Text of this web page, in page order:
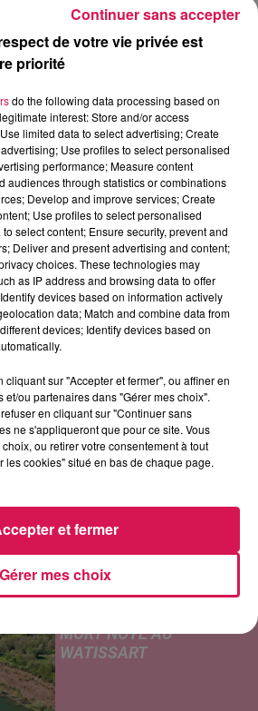
10h05
10h05
SHAGGY
Bombastic
10h01
10h01
ZAZIE
Peu Importe
LES PLUS CONSULTÉS
CHALEUR ET RISQUE
D'ORAGES CE LUNDI EN
et changeant concerne nos
secteurs ce lundi 3 août. Entre
des températures élevées
l'après-midi et un risque
JEUMONT : UN
MORT NOYÉ AU
WATISSART
de votre vie privée est
priorité
do the following data processing based on
interest: Store and/or access
limited data to select advertising; Create
Use profiles to select personalised
performance; Measure content
audiences through statistics or combinations
Develop and improve services; Create
Use profiles to select personalised
select content; Ensure security, prevent and
Deliver and present advertising and content;
choices. These technologies may
as IP address and browsing data to offer
devices based on information actively
data; Match and combine data from
devices; Identify devices based on
cliquant sur "Accepter et fermer", ou affiner en
ou partenaires dans "Gérer mes choix".
en cliquant sur "Continuer sans
ne s'appliqueront que pour ce site. Vous
ou retirer votre consentement à tout
les cookies" situé en bas de chaque page.
Gérer mes choix
et fermer
Continuer sans accepter